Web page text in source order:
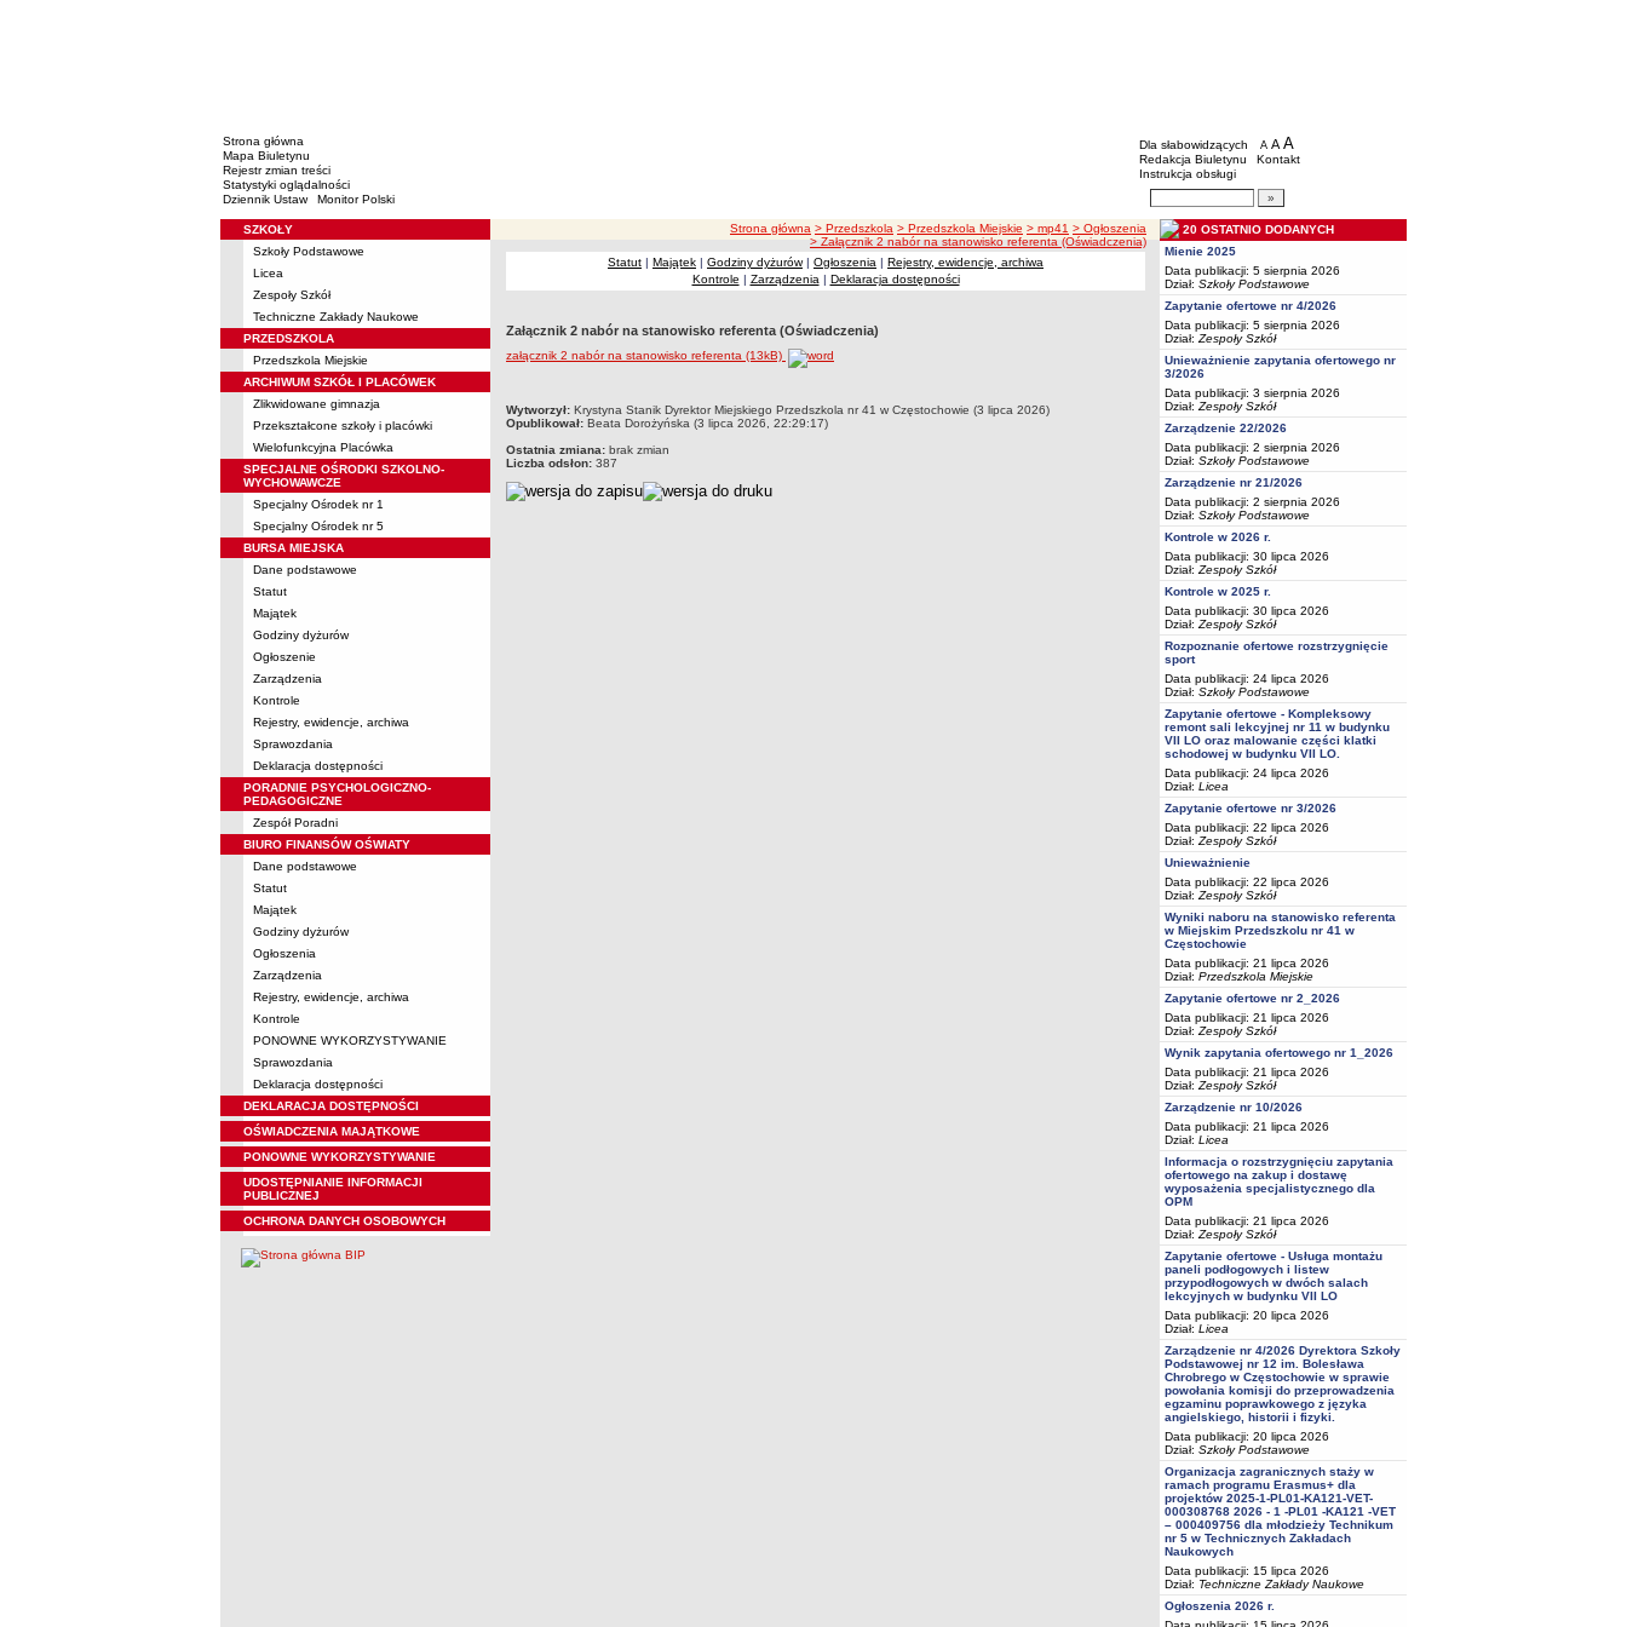
Strona główna
Mapa Biuletynu
Rejestr zmian treści
Statystyki oglądalności
Dziennik Ustaw
Monitor Polski
BIP - Oświata Częstochowa
Menu dodatkowe
Dla słabowidzących A pomniejsz czcionkę
A standardowy rozmiar czcionki
A
Redakcja Biuletynu
Kontakt
Instrukcja obsługi
Wyszukiwarka artykułów
Menu
SZKOŁY
Szkoły Podstawowe
Licea
Zespoły Szkół
Techniczne Zakłady Naukowe
PRZEDSZKOLA
Przedszkola Miejskie
ARCHIWUM SZKÓŁ I PLACÓWEK
Zlikwidowane gimnazja
Przekształcone szkoły i placówki
Wielofunkcyjna Placówka
SPECJALNE OŚRODKI SZKOLNO-
WYCHOWAWCZE
Specjalny Ośrodek nr 1
Specjalny Ośrodek nr 5
BURSA MIEJSKA
Dane podstawowe
Statut
Majątek
Godziny dyżurów
Ogłoszenie
Zarządzenia
Kontrole
Rejestry, ewidencje, archiwa
Sprawozdania
Deklaracja dostępności
PORADNIE PSYCHOLOGICZNO-
PEDAGOGICZNE
Zespół Poradni
BIURO FINANSÓW OŚWIATY
Dane podstawowe
Statut
Majątek
Godziny dyżurów
Ogłoszenia
Zarządzenia
Rejestry, ewidencje, archiwa
Kontrole
PONOWNE WYKORZYSTYWANIE
Sprawozdania
Deklaracja dostępności
DEKLARACJA DOSTĘPNOŚCI
OŚWIADCZENIA MAJĄTKOWE
PONOWNE WYKORZYSTYWANIE
UDOSTĘPNIANIE INFORMACJI
PUBLICZNEJ
OCHRONA DANYCH OSOBOWYCH
ścieżka nawigacji
Strona główna > Przedszkola > Przedszkola Miejskie > mp41 > Ogłoszenia
> Załącznik 2 nabór na stanowisko referenta (Oświadczenia)
Statut | Majątek | Godziny dyżurów| Ogłoszenia | Rejestry, ewidencje, archiwa
Kontrole | Zarządzenia | Deklaracja dostępności
Załącznik 2 nabór na stanowisko referenta (Oświadczenia)
załącznik 2 nabór na stanowisko referenta (13kB)
metryczka
Wytworzył: Krystyna Stanik Dyrektor Miejskiego Przedszkola nr 41 w Częstochowie (3 lipca 2026)
Opublikował: Beata Dorożyńska (3 lipca 2026, 22:29:17)
Ostatnia zmiana: brak zmian
Liczba odsłon: 387
20 OSTATNIO DODANYCH
Mienie 2025
Data publikacji: 5 sierpnia 2026
Dział: Szkoły Podstawowe
Zapytanie ofertowe nr 4/2026
Data publikacji: 5 sierpnia 2026
Dział: Zespoły Szkół
Unieważnienie zapytania ofertowego nr
3/2026
Data publikacji: 3 sierpnia 2026
Dział: Zespoły Szkół
Zarządzenie 22/2026
Data publikacji: 2 sierpnia 2026
Dział: Szkoły Podstawowe
Zarządzenie nr 21/2026
Data publikacji: 2 sierpnia 2026
Dział: Szkoły Podstawowe
Kontrole w 2026 r.
Data publikacji: 30 lipca 2026
Dział: Zespoły Szkół
Kontrole w 2025 r.
Data publikacji: 30 lipca 2026
Dział: Zespoły Szkół
Rozpoznanie ofertowe rozstrzygnięcie
sport
Data publikacji: 24 lipca 2026
Dział: Szkoły Podstawowe
Zapytanie ofertowe - Kompleksowy
remont sali lekcyjnej nr 11 w budynku
VII LO oraz malowanie części klatki
schodowej w budynku VII LO.
Data publikacji: 24 lipca 2026
Dział: Licea
Zapytanie ofertowe nr 3/2026
Data publikacji: 22 lipca 2026
Dział: Zespoły Szkół
Unieważnienie
Data publikacji: 22 lipca 2026
Dział: Zespoły Szkół
Wyniki naboru na stanowisko referenta
w Miejskim Przedszkolu nr 41 w
Częstochowie
Data publikacji: 21 lipca 2026
Dział: Przedszkola Miejskie
Zapytanie ofertowe nr 2_2026
Data publikacji: 21 lipca 2026
Dział: Zespoły Szkół
Wynik zapytania ofertowego nr 1_2026
Data publikacji: 21 lipca 2026
Dział: Zespoły Szkół
Zarządzenie nr 10/2026
Data publikacji: 21 lipca 2026
Dział: Licea
Informacja o rozstrzygnięciu zapytania
ofertowego na zakup i dostawę
wyposażenia specjalistycznego dla
OPM
Data publikacji: 21 lipca 2026
Dział: Zespoły Szkół
Zapytanie ofertowe - Usługa montażu
paneli podłogowych i listew
przypodłogowych w dwóch salach
lekcyjnych w budynku VII LO
Data publikacji: 20 lipca 2026
Dział: Licea
Zarządzenie nr 4/2026 Dyrektora Szkoły
Podstawowej nr 12 im. Bolesława
Chrobrego w Częstochowie w sprawie
powołania komisji do przeprowadzenia
egzaminu poprawkowego z języka
angielskiego, historii i fizyki.
Data publikacji: 20 lipca 2026
Dział: Szkoły Podstawowe
Organizacja zagranicznych staży w
ramach programu Erasmus+ dla
projektów 2025-1-PL01-KA121-VET-
000308768 2026 - 1 -PL01 -KA121 -VET
– 000409756 dla młodzieży Technikum
nr 5 w Technicznych Zakładach
Naukowych
Data publikacji: 15 lipca 2026
Dział: Techniczne Zakłady Naukowe
Ogłoszenia 2026 r.